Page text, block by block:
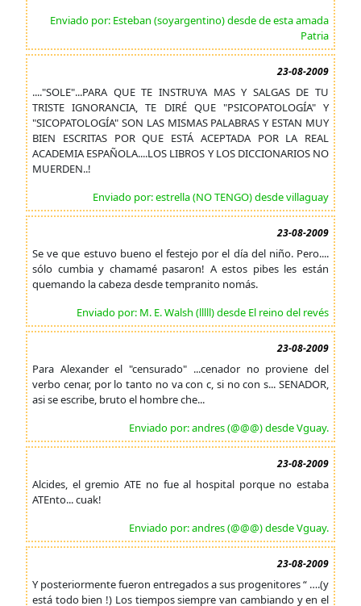
Enviado por: Esteban (soyargentino) desde de esta amada
Patria
23-08-2009
...."SOLE"...PARA QUE TE INSTRUYA MAS Y SALGAS DE TU
TRISTE IGNORANCIA, TE DIRÉ QUE "PSICOPATOLOGÍA" Y
"SICOPATOLOGÍA" SON LAS MISMAS PALABRAS Y ESTAN MUY
BIEN ESCRITAS POR QUE ESTÁ ACEPTADA POR LA REAL
ACADEMIA ESPAÑOLA....LOS LIBROS Y LOS DICCIONARIOS NO
MUERDEN..!
Enviado por: estrella (NO TENGO) desde villaguay
23-08-2009
Se ve que estuvo bueno el festejo por el día del niño. Pero....
sólo cumbia y chamamé pasaron! A estos pibes les están
quemando la cabeza desde tempranito nomás.
Enviado por: M. E. Walsh (lllll) desde El reino del revés
23-08-2009
Para Alexander el "censurado" ...cenador no proviene del
verbo cenar, por lo tanto no va con c, si no con s... SENADOR,
asi se escribe, bruto el hombre che...
Enviado por: andres (@@@) desde Vguay.
23-08-2009
Alcides, el gremio ATE no fue al hospital porque no estaba
ATEnto... cuak!
Enviado por: andres (@@@) desde Vguay.
23-08-2009
Y posteriormente fueron entregados a sus progenitores “ ….(y
está todo bien !) Los tiempos siempre van cambiando y en el